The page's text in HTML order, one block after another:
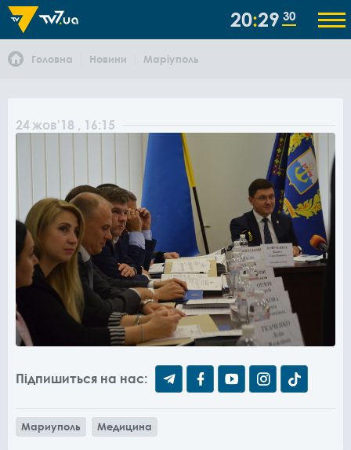
20 29 30
Головна Новини Маріуполь
24жов'18 , 16:15
Підпишиться на нас:
Мариуполь Медицина